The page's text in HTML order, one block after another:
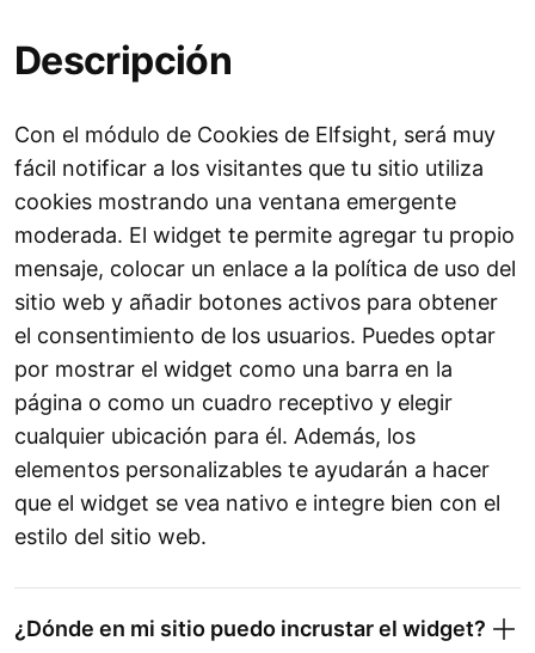
Descripción
Con el módulo de Cookies de Elfsight, será muy
fácil notificar a los visitantes que tu sitio utiliza
cookies mostrando una ventana emergente
moderada. El widget te permite agregar tu propio
mensaje, colocar un enlace a la política de uso del
sitio web y añadir botones activos para obtener
el consentimiento de los usuarios. Puedes optar
por mostrar el widget como una barra en la
página o como un cuadro receptivo y elegir
cualquier ubicación para él. Además, los
elementos personalizables te ayudarán a hacer
que el widget se vea nativo e integre bien con el
estilo del sitio web.
¿Dónde en mi sitio puedo incrustar el widget?